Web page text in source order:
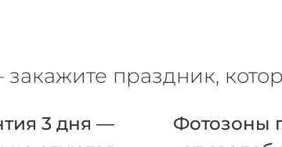
праздник,
3 дня —
Фотозоны